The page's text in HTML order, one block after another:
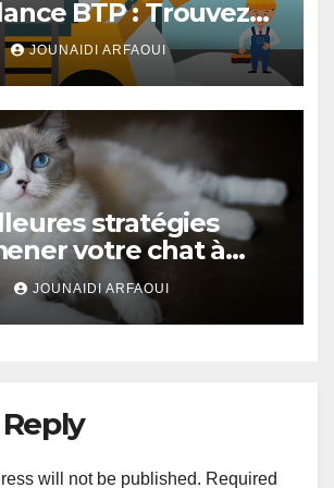
BTP : Trouvez
pour Vos Projets
JOUNAIDI ARFAOUI
stratégies
votre chat à
griffoir
JOUNAIDI ARFAOUI
will not be published. Required